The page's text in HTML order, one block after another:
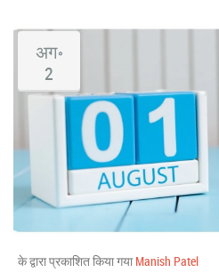
अग॰
2
के द्वारा प्रकाशित किया गया Manish Patel